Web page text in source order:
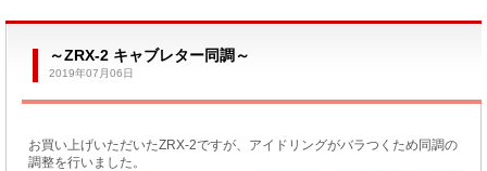
～ZRX-2 キャブレター同調～
2019年07月06日
お買い上げいただいたZRX-2ですが、アイドリングがバラつくため同調の
調整を行いました。